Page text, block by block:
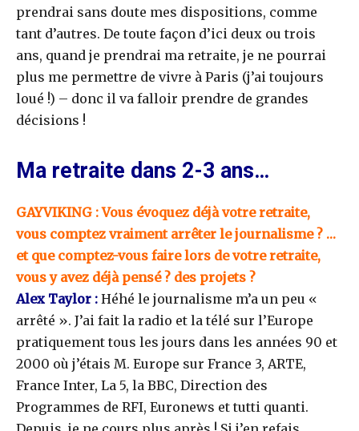
prendrai sans doute mes dispositions, comme
tant d’autres. De toute façon d’ici deux ou trois
ans, quand je prendrai ma retraite, je ne pourrai
plus me permettre de vivre à Paris (j’ai toujours
loué !) – donc il va falloir prendre de grandes
décisions !
Ma retraite dans 2-3 ans…
GAYVIKING : Vous évoquez déjà votre retraite,
vous comptez vraiment arrêter le journalisme ? …
et que comptez-vous faire lors de votre retraite,
vous y avez déjà pensé ? des projets ?
Alex Taylor : Héhé le journalisme m’a un peu «
arrêté ». J’ai fait la radio et la télé sur l’Europe
pratiquement tous les jours dans les années 90 et
2000 où j’étais M. Europe sur France 3, ARTE,
France Inter, La 5, la BBC, Direction des
Programmes de RFI, Euronews et tutti quanti.